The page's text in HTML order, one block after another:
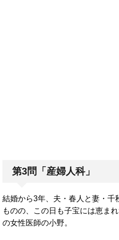
第3問「産婦人科」
結婚から3年、夫・春人と妻・千
ものの、この日も子宝には恵ま
の女性医師の小野。